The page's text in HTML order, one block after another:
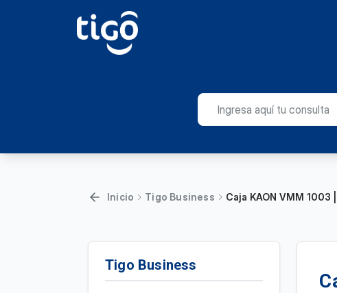
Inicio Tigo Business Caja KAON VMM 1003
Tigo Business